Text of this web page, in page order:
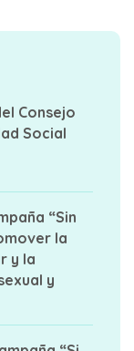
Consejo
Social
“Sin
la
y la
y